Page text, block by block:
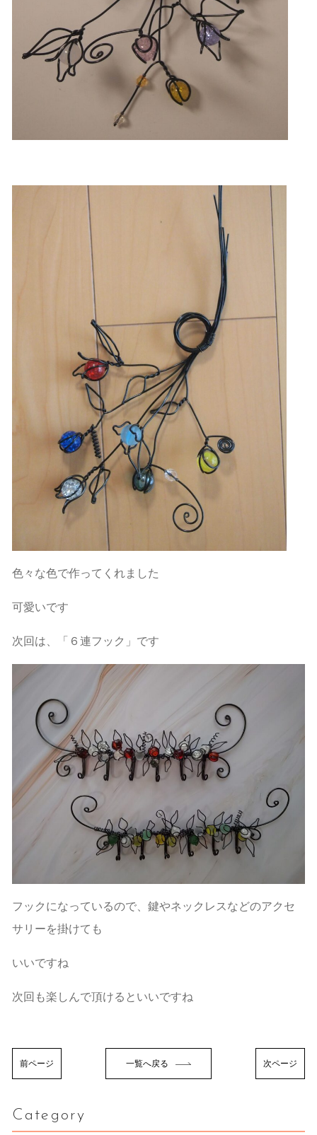
色々な色で作ってくれました
可愛いです
次回は、「６連フック」です
フックになっているので、鍵やネックレスなどのアクセ
サリーを掛けても
いいですね
次回も楽しんで頂けるといいですね
前ページ 一覧へ戻る 次ページ
Category